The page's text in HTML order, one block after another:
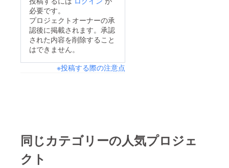
必要です。
プロジェクトオーナーの承
認後に掲載されます。承認
された内容を削除すること
はできません。
※投稿する際の注意点
同じカテゴリーの人気プロジェ
クト